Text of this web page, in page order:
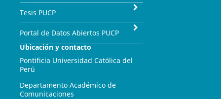
Tesis PUCP
Portal de Datos Abiertos PUCP
Ubicación y contacto
Pontificia Universidad Católica del
Perú
Departamento Académico de
Comunicaciones